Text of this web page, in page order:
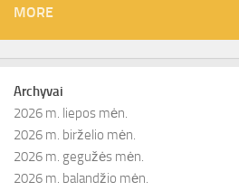
MORE
Archyvai
2026 m. liepos mėn.
2026 m. birželio mėn.
2026 m. gegužės mėn.
2026 m. balandžio mėn.